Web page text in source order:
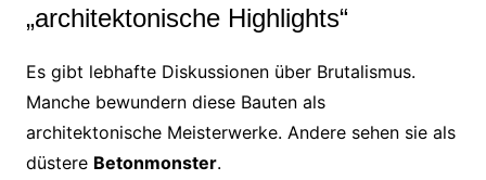
„architektonische Highlights“
Es gibt lebhafte Diskussionen über Brutalismus.
Manche bewundern diese Bauten als
architektonische Meisterwerke. Andere sehen sie als
düstere Betonmonster.